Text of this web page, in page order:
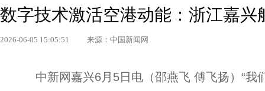
数字技术激活空港动能：浙江嘉兴
2026-06-05 15:05:51 来源：中国新闻网
中新网嘉兴6月5日电（邵燕飞 傅飞扬）“我